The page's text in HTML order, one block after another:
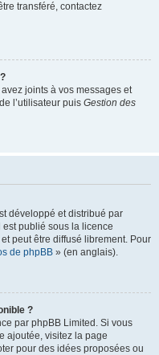
transféré, contactez
joints à vos messages et
l’utilisateur puis Gestion des
développé et distribué par
est publié sous la licence
peut être diffusé librement. Pour
de phpBB » (en anglais).
?
par phpBB Limited. Si vous
ajoutée, visitez la page
pour des idées proposées ou